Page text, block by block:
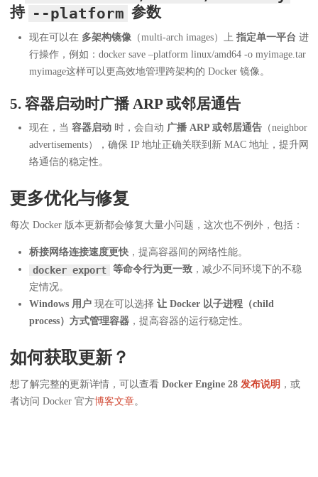
持 --platform 参数
现在可以在 多架构镜像（multi-arch images）上 指定单一平台 进
行操作，例如：docker save –platform linux/amd64 -o myimage.tar
myimage这样可以更高效地管理跨架构的 Docker 镜像。
5. 容器启动时广播 ARP 或邻居通告
现在，当 容器启动时，会自动 广播 ARP 或邻居通告（neighbor
advertisements），确保 IP 地址正确关联到新 MAC 地址，提升网
络通信的稳定性。
更多优化与修复
每次 Docker 版本更新都会修复大量小问题，这次也不例外，包括：
桥接网络连接速度更快，提高容器间的网络性能。
docker export 等命令行为更一致，减少不同环境下的不稳
定情况。
Windows 用户现在可以选择 让 Docker 以子进程（child
process）方式管理容器，提高容器的运行稳定性。
如何获取更新？
想了解完整的更新详情，可以查看 Docker Engine 28 发布说明 ，或
者访问 Docker 官方博客文章。